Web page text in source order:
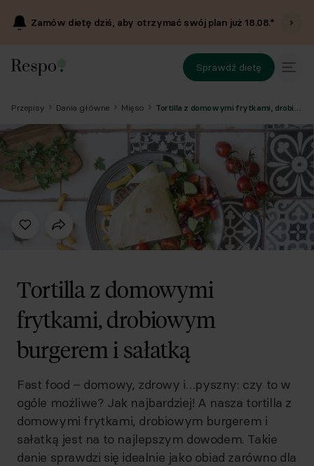
Zamów dietę dziś, aby otrzymać swój plan już18.08.*
Sprawdź dietę
Przepisy Dania główne Mięso
Tortilla z domowymi
frytkami, drobiowym
burgerem i sałatką
Fast food – domowy, zdrowy i…pyszny: czy to w
ogóle możliwe? Jak najbardziej! A nasza tortilla z
domowymi frytkami, drobiowym burgerem i
sałatką jest na to najlepszym dowodem. Takie
danie sprawdzi się idealnie jako obiad zarówno dla